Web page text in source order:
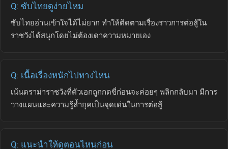
Q: ซับไทยดูง่ายไหม
ซับไทยอ่านเข้าใจได้ไม่ยาก ทำให้ติดตามเรื่องราวการต่อสู้ใน
ราชวังได้สนุกโดยไม่ต้องเดาความหมายเอง
Q: เนื้อเรื่องหนักไปทางไหน
เน้นดราม่าราชวังที่ตัวเอกถูกกดขี่ก่อนจะค่อยๆ พลิกกลับมา มีการ
วางแผนและความรู้ล้ำยุคเป็นจุดเด่นในการต่อสู้
Q: แนะนำให้ดูตอนไหนก่อน